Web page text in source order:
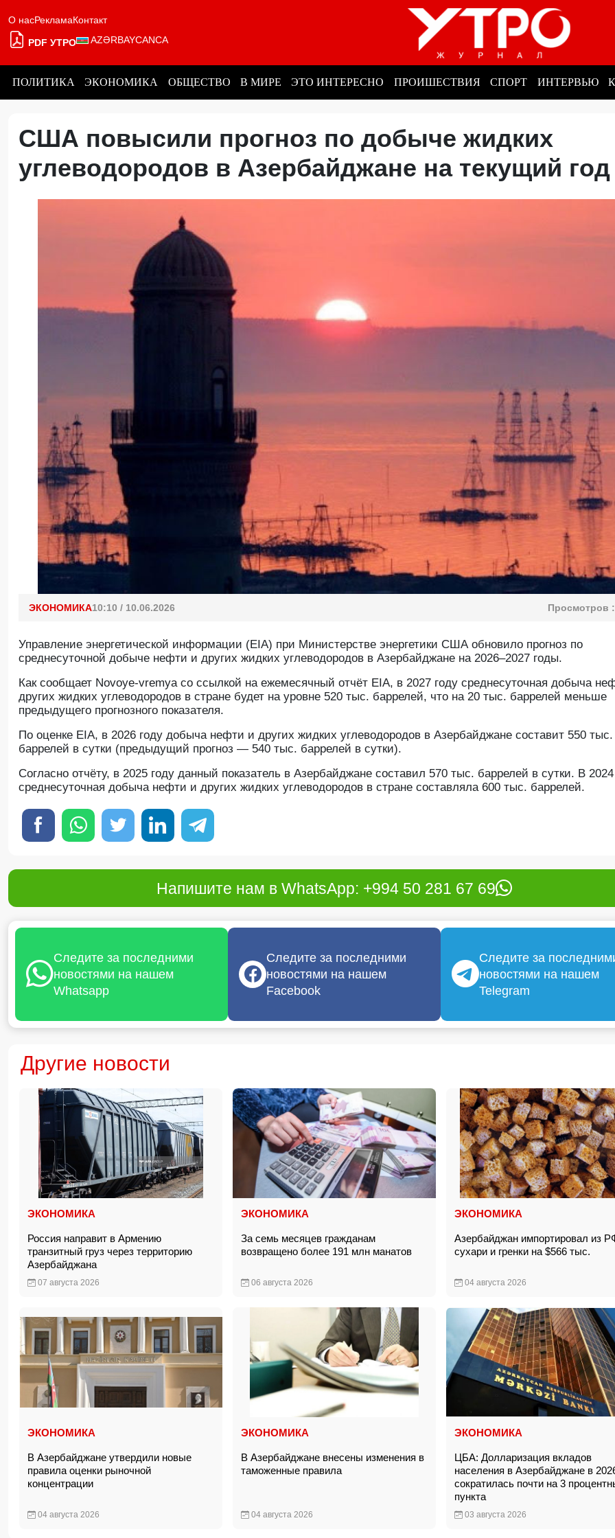
О насРекламаКонтакт
PDF УТРО AZƏRBAYCANCA
ПОЛИТИКА ЭКОНОМИКА ОБЩЕСТВО В МИРЕ ЭТО ИНТЕРЕСНО ПРОИШЕСТВИЯ СПОРТ ИНТЕРВЬЮ
США повысили прогноз по добыче жидких
углеводородов в Азербайджане на текущий год
ЭКОНОМИКА10:10 / 10.06.2026 Просмотров :
Управление энергетической информации (EIA) при Министерстве энергетики США обновило прогноз по
среднесуточной добыче нефти и других жидких углеводородов в Азербайджане на 2026–2027 годы.
Как сообщает Novoye-vremya со ссылкой на ежемесячный отчёт EIA, в 2027 году среднесуточная добыча
других жидких углеводородов в стране будет на уровне 520 тыс. баррелей, что на 20 тыс. баррелей меньше
предыдущего прогнозного показателя.
По оценке EIA, в 2026 году добыча нефти и других жидких углеводородов в Азербайджане составит 550 тыс.
баррелей в сутки (предыдущий прогноз — 540 тыс. баррелей в сутки).
Согласно отчёту, в 2025 году данный показатель в Азербайджане составил 570 тыс. баррелей в сутки. В 2024
среднесуточная добыча нефти и других жидких углеводородов в стране составляла 600 тыс. баррелей.
Напишите нам в WhatsApp: +994 50 281 67 69
Следите за последними
новостями на нашем
Whatsapp
Следите за последними
новостями на нашем
Facebook
Следите за
новостями на нашем
Telegram
Другие новости
ЭКОНОМИКА
Россия направит в Армению
транзитный груз через территорию
Азербайджана
07 августа 2026
ЭКОНОМИКА
За семь месяцев гражданам
возвращено более 191 млн манатов
06 августа 2026
ЭКОНОМИКА
Азербайджан импортировал из
сухари и гренки на $566 тыс.
04 августа 2026
ЭКОНОМИКА
В Азербайджане утвердили новые
правила оценки рыночной
концентрации
04 августа 2026
ЭКОНОМИКА
В Азербайджане внесены изменения в
таможенные правила
04 августа 2026
ЭКОНОМИКА
ЦБА: Долларизация вкладов
населения в Азербайджане в
сократилась почти на 3
пункта
03 августа 2026